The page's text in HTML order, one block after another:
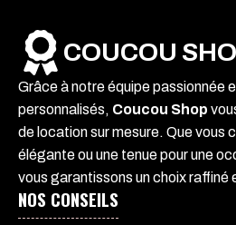
COUCOU
Grâce à notre équipe passionnée
personnalisés, Coucou Shop
de location sur mesure. Que vous
élégante ou une tenue pour une
vous garantissons un choix raffiné
NOS CONSEILS